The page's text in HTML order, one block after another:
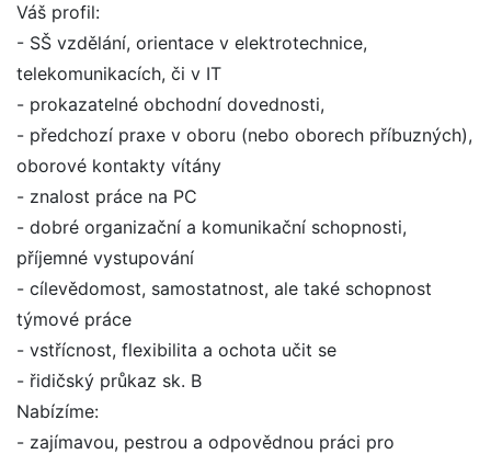
Váš profil:
- SŠ vzdělání, orientace v elektrotechnice,
telekomunikacích, či v IT
- prokazatelné obchodní dovednosti,
- předchozí praxe v oboru (nebo oborech příbuzných),
oborové kontakty vítány
- znalost práce na PC
- dobré organizační a komunikační schopnosti,
příjemné vystupování
- cílevědomost, samostatnost, ale také schopnost
týmové práce
- vstřícnost, flexibilita a ochota učit se
- řidičský průkaz sk. B
Nabízíme:
- zajímavou, pestrou a odpovědnou práci pro